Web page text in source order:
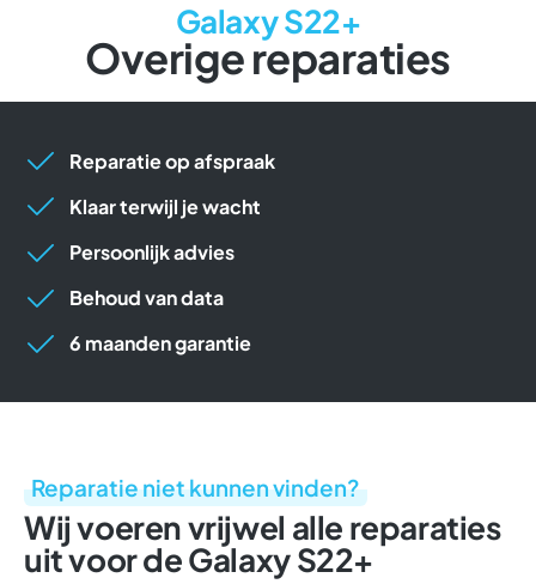
Galaxy S22+
Overige reparaties
Reparatie op afspraak
Klaar terwijl je wacht
Persoonlijk advies
Behoud van data
6 maanden garantie
Reparatie niet kunnen vinden?
Wij voeren vrijwel alle reparaties
uit voor de Galaxy S22+